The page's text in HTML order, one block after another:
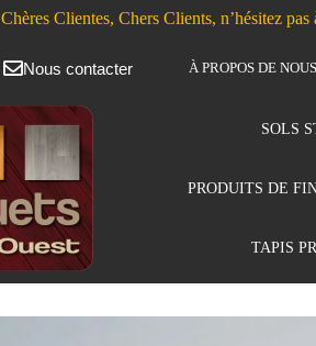
Chères Clientes, Chers Clients, n’hésitez
Nous contacter À PROPOS DE NOUS
SOLS
PRODUITS DE
TAPIS